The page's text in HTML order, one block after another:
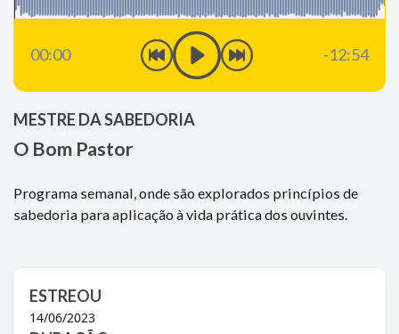
00:00 -12:54
MESTRE DA SABEDORIA
O Bom Pastor
Programa semanal, onde são explorados princípios de
sabedoria para aplicação à vida prática dos ouvintes.
ESTREOU
14/06/2023